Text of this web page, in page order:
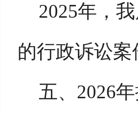
2025年，
的行政诉讼案
五、 2026